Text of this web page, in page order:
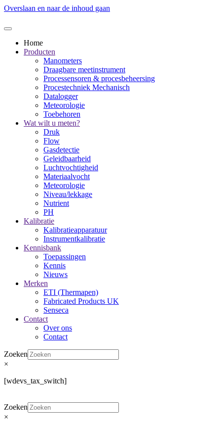
Overslaan en naar de inhoud gaan
Home
Producten
Manometers
Draagbare meetinstrument
Processensoren & procesbeheersing
Procestechniek Mechanisch
Datalogger
Meteorologie
Toebehoren
Wat wilt u meten?
Druk
Flow
Gasdetectie
Geleidbaarheid
Luchtvochtigheid
Materiaalvocht
Meteorologie
Niveau/lekkage
Nutrient
PH
Kalibratie
Kalibratieapparatuur
Instrumentkalibratie
Kennisbank
Toepassingen
Kennis
Nieuws
Merken
ETI (Thermapen)
Fabricated Products UK
Senseca
Contact
Over ons
Contact
Zoeken
×
[wdevs_tax_switch]
Zoeken
×